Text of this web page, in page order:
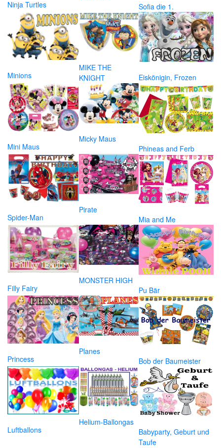
Ninja Turtles
Sofia die 1.
Minions
MIKE THE
KNIGHT
Eiskönigin, Frozen
Mini Maus
Micky Maus
Phineas and Ferb
Spider-Man
Pirate
Mia and Me
Filly Fairy
MONSTER HIGH
Pu Bär
Princess
Planes
Bob der Baumeister
Luftballons
Helium-Ballongas
Babyparty, Geburt und
Taufe